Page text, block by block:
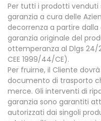
Per tutti i prodotti venduti
garanzia a cura delle
decorrenza a partire
garanzia originale del
ottemperanza al Dlgs 24/
CEE 1999/44/CE).
Per fruirne, il Cliente
documento di trasporto
merce. Gli interventi di
garanzia sono garantiti
autorizzati dai singoli